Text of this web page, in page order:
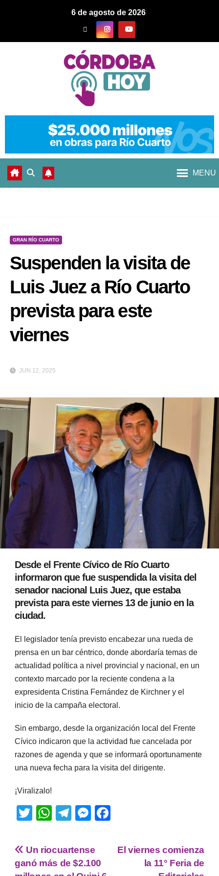
6 de agosto de 2026
MENU
GRAN RÍO CUARTO
Suspenden la visita de
Luis Juez a Río Cuarto
prevista para este
viernes
JUN 12, 2025
Desde el Frente Cívico de Río Cuarto
informaron que fue suspendida la visita del
senador nacional Luis Juez, que estaba
prevista para este viernes 13 de junio en la
ciudad.
El legislador tenía previsto encabezar una rueda de
prensa en un bar céntrico, donde abordaría temas de
actualidad política a nivel provincial y nacional, en un
contexto marcado por la reciente condena a la
expresidenta Cristina Fernández de Kirchner y el
inicio de la campaña electoral.
Sin embargo, desde la organización local del Frente
Cívico indicaron que la actividad fue cancelada por
razones de agenda y que se informará oportunamente
una nueva fecha para la visita del dirigente.
¡Viralizalo!
T
tt
er
W
at
s
T
e
gr
M
ss
e
cEl viernes comienza
la 11° Feria de
Un riocuartense
ganó más de $2.100